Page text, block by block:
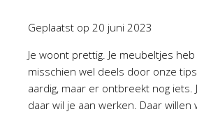
Geplaatst op 20 juni 2023
Je woont prettig. Je meubeltjes
misschien wel deels door onze
aardig, maar er ontbreekt nog iets.
daar wil je aan werken. Daar willen